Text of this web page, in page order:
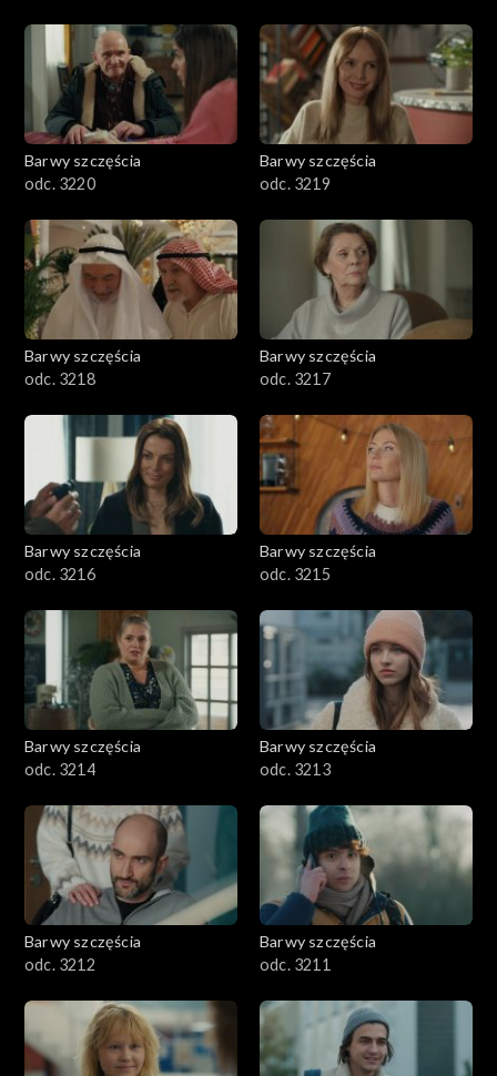
Barwy szczęścia
odc. 3220
Barwy szczęścia
odc. 3219
Barwy szczęścia
odc. 3218
Barwy szczęścia
odc. 3217
Barwy szczęścia
odc. 3216
Barwy szczęścia
odc. 3215
Barwy szczęścia
odc. 3214
Barwy szczęścia
odc. 3213
Barwy szczęścia
odc. 3212
Barwy szczęścia
odc. 3211